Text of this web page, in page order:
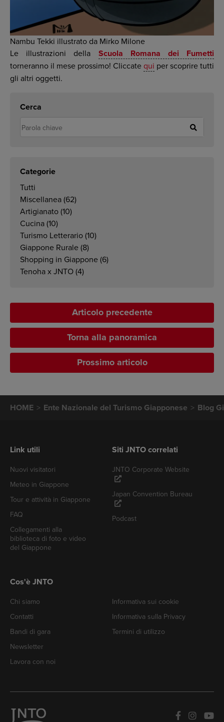
Nambu Tekki illustrato da Mirko Milone
Le illustrazioni della Scuola Romana dei Fumetti
torneranno il mese prossimo! Cliccate qui per scoprire tutti
gli altri oggetti.
Cerca
Categorie
Tutti
Miscellanea (62)
Artigianato (10)
Cucina (10)
Turismo Letterario (10)
Giappone Rurale (8)
Shopping in Giappone (6)
Tenoha x JNTO (4)
Articolo precedente
Torna alla panoramica
Prossimo articolo
HOME Ente Nazionale del Turismo Giapponese Blog
Link utili
Nuovi visitatori
Meteo in Giappone
Tour e attività in Giappone
FAQ
Collegamenti alla
biblioteca di foto e video
del Giappone
Siti JNTO correlati
JNTO Corporate Website
Japan Convention Bureau
Podcast
Cos'è JNTO
Chi siamo
Contatti
Bandi di gara
Newsletter
Lavora con noi
Informativa sui cookie
Informativa sulla Privacy
Termini di utilizzo